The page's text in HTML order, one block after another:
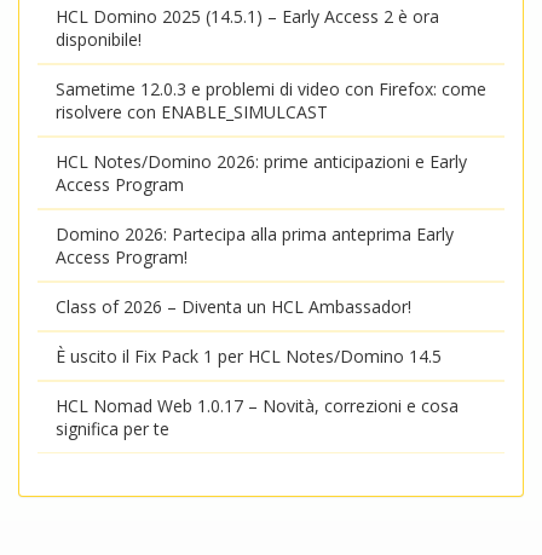
HCL Domino 2025 (14.5.1) – Early Access 2 è ora
disponibile!
Sametime 12.0.3 e problemi di video con Firefox: come
risolvere con ENABLE_SIMULCAST
HCL Notes/Domino 2026: prime anticipazioni e Early
Access Program
Domino 2026: Partecipa alla prima anteprima Early
Access Program!
Class of 2026 – Diventa un HCL Ambassador!
È uscito il Fix Pack 1 per HCL Notes/Domino 14.5
HCL Nomad Web 1.0.17 – Novità, correzioni e cosa
significa per te